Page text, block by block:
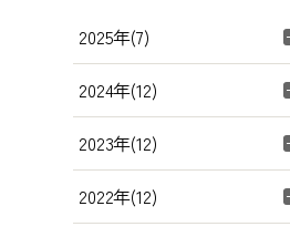
2025年(7)
2024年(12)
2023年(12)
2022年(12)